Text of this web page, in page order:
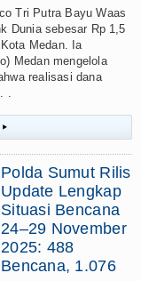
Tri Putra Bayu Waas
Dunia sebesar Rp 1,5
Medan. Ia
Medan mengelola
realisasi dana
.
▸
Polda Sumut Rilis
Update Lengkap
Situasi Bencana
24–29 November
2025: 488
Bencana, 1.076